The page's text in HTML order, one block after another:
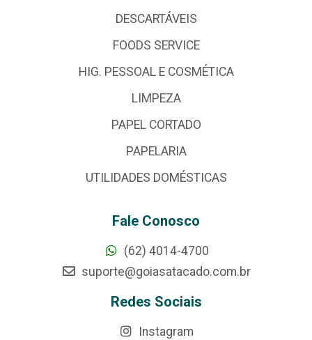
DESCARTÁVEIS
FOODS SERVICE
HIG. PESSOAL E COSMÉTICA
LIMPEZA
PAPEL CORTADO
PAPELARIA
UTILIDADES DOMÉSTICAS
Fale Conosco
(62) 4014-4700
suporte@goiasatacado.com.br
Redes Sociais
Instagram